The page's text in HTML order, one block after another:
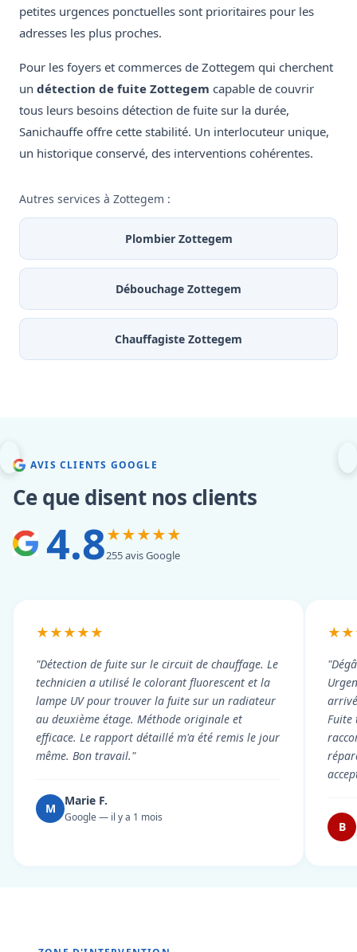
petites urgences ponctuelles sont prioritaires pour les
adresses les plus proches.
Pour les foyers et commerces de Zottegem qui cherchent
un détection de fuite Zottegem capable de couvrir
tous leurs besoins détection de fuite sur la durée,
Sanichauffe offre cette stabilité. Un interlocuteur unique,
un historique conservé, des interventions cohérentes.
Autres services à Zottegem :
Plombier Zottegem
Débouchage Zottegem
Chauffagiste Zottegem
AVIS CLIENTS GOOGLE
Ce que disent nos clients
4.8★★★★★
255 avis Google
★★★★★
"Détection de fuite sur le circuit de chauffage. Le
technicien a utilisé le colorant fluorescent et la
lampe UV pour trouver la fuite sur un radiateur
au deuxième étage. Méthode originale et
efficace. Le rapport détaillé m'a été remis le jour
même. Bon travail."
M
Marie F.
Google — il y a 1 mois
Fuite
B